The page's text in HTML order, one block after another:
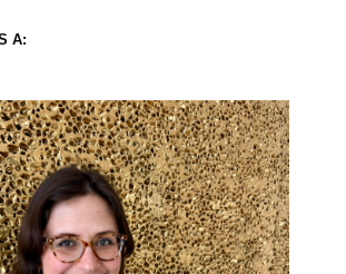
A: